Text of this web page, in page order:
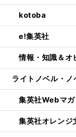
kotoba
e!集英社
情報・知識＆
ライトノベル・ノ
集英社Webマガ
集英社オレンジ